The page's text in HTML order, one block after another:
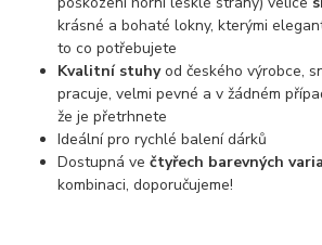
krásné a bohaté lokny, kterými
to co potřebujete
Kvalitní stuhyod českého výrobce,
pracuje, velmi pevné a v žádném
že je přetrhnete
Ideální pro rychlé balení dárků
Dostupná večtyřech barevných
kombinaci, doporučujeme!